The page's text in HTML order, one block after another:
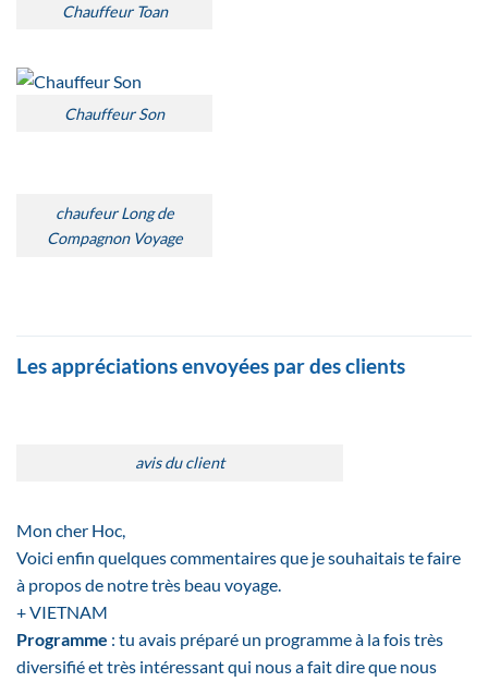
Chauffeur Toan
Chauffeur Son
chaufeur Long de
Compagnon Voyage
Les appréciations envoyées par des clients
avis du client
Mon cher Hoc,
Voici enfin quelques commentaires que je souhaitais te faire
à propos de notre très beau voyage.
+ VIETNAM
Programme : tu avais préparé un programme à la fois très
diversifié et très intéressant qui nous a fait dire que nous